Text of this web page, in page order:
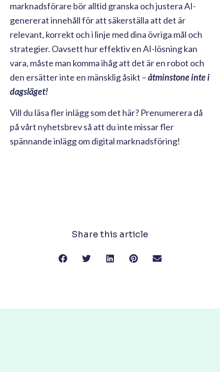
marknadsförare bör alltid granska och justera AI-
genererat innehåll för att säkerställa att det är
relevant, korrekt och i linje med dina övriga mål och
strategier. Oavsett hur effektiv en AI-lösning kan
vara, måste man komma ihåg att det är en robot och
den ersätter inte en mänsklig åsikt –åtminstone inte i
dagsläget!
Vill du läsa fler inlägg som det här? Prenumerera då
på vårt nyhetsbrev så att du inte missar fler
spännande inlägg om digital marknadsföring!
Share this article